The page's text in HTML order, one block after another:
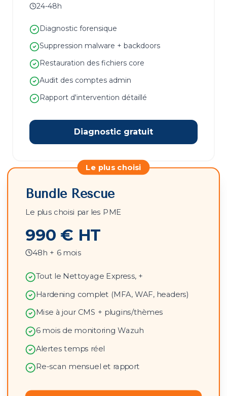
24-48h
Diagnostic forensique
Suppression malware + backdoors
Restauration des fichiers core
Audit des comptes admin
Rapport d'intervention détaillé
Diagnostic gratuit
Le plus choisi
Bundle Rescue
Le plus choisi par les PME
990 € HT
48h + 6 mois
Tout le Nettoyage Express, +
Hardening complet (MFA, WAF, headers)
Mise à jour CMS + plugins/thèmes
6 mois de monitoring Wazuh
Alertes temps réel
Re-scan mensuel et rapport